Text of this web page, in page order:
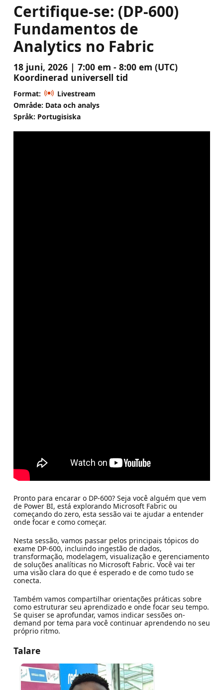
Certifique-se: (DP-600)
Fundamentos de
Analytics no Fabric
18 juni, 2026 | 7:00 em - 8:00 em (UTC)
Koordinerad universell tid
Format:
Livestream
Område: Data och analys
Språk: Portugisiska
Pronto para encarar o DP-600? Seja você alguém que vem
de Power BI, está explorando Microsoft Fabric ou
começando do zero, esta sessão vai te ajudar a entender
onde focar e como começar.
Nesta sessão, vamos passar pelos principais tópicos do
exame DP-600, incluindo ingestão de dados,
transformação, modelagem, visualização e gerenciamento
de soluções analíticas no Microsoft Fabric. Você vai ter
uma visão clara do que é esperado e de como tudo se
conecta.
Também vamos compartilhar orientações práticas sobre
como estruturar seu aprendizado e onde focar seu tempo.
Se quiser se aprofundar, vamos indicar sessões on-
demand por tema para você continuar aprendendo no seu
próprio ritmo.
Talare